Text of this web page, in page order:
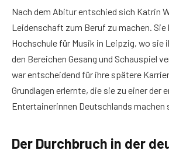
Nach dem Abitur entschied sich Katrin
Leidenschaft zum Beruf zu machen. Sie
Hochschule für Musik in Leipzig, wo sie
den Bereichen Gesang und Schauspiel
war entscheidend für ihre spätere
Grundlagen erlernte, die sie zu einer der
Entertainerinnen Deutschlands machen
Der Durchbruch in der